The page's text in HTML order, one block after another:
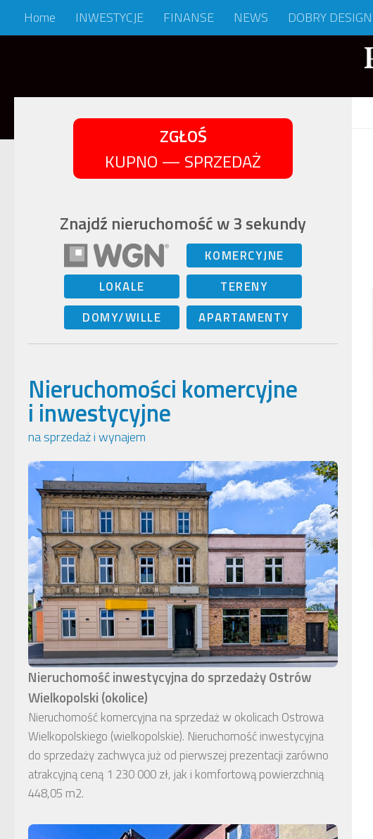
Skip to content
Home INWESTYCJE FINANSE NEWS DOBRY DESIGN
ZGŁOŚ
KUPNO — SPRZEDAŻ
Znajdź nieruchomość w 3 sekundy
KOMERCYJNE
LOKALE
TERENY
DOMY/WILLE
APARTAMENTY
Nieruchomości komercyjne
i inwestycyjne
na sprzedaż i wynajem
Nieruchomość inwestycyjna do sprzedaży Ostrów
Wielkopolski (okolice)
Nieruchomość komercyjna na sprzedaż w okolicach Ostrowa
Wielkopolskiego (wielkopolskie). Nieruchomość inwestycyjna
do sprzedaży zachwyca już od pierwszej prezentacji zarówno
atrakcyjną ceną 1 230 000 zł, jak i komfortową powierzchnią
448,05 m2.